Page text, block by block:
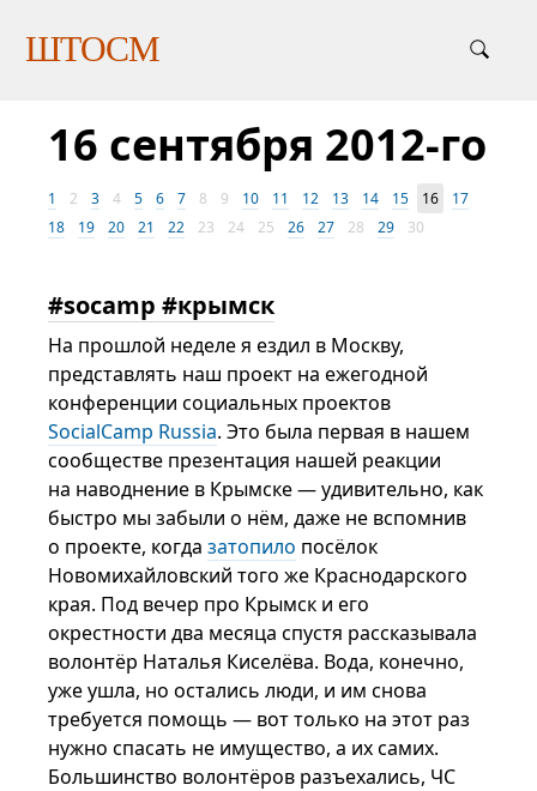
ШТОСМ
16 сентября 2012-го
1 2 3 4 5 6 7 8 9 10 11 12 13 14 15 16
17
18
19 20 21 22 23 24 25 26 27 28 29 30
#socamp #крымск
На прошлой неделе я ездил в Москву,
представлять наш проект на ежегодной
конференции социальных проектов
SocialCamp Russia. Это была первая в нашем
сообществе презентация нашей реакции
на наводнение в Крымске — удивительно, как
быстро мы забыли о нём, даже не вспомнив
о проекте, когдазатопило посёлок
Новомихайловский того же Краснодарского
края. Под вечер про Крымск и его
окрестности два месяца спустя рассказывала
волонтёр Наталья Киселёва. Вода, конечно,
уже ушла, но остались люди, и им снова
требуется помощь — вот только на этот раз
нужно спасать не имущество, а их самих.
Большинство волонтёров разъехались, ЧС